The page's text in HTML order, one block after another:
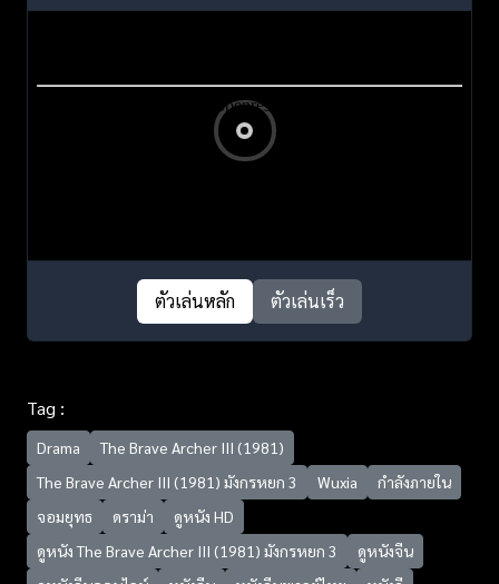
ตัวเล่นหลัก ตัวเล่นเร็ว
Tag :
Drama
The Brave Archer III (1981)
The Brave Archer III (1981) มังกรหยก 3
Wuxia
กำลังภายใน
จอมยุทธ
ดราม่า
ดูหนัง HD
ดูหนัง The Brave Archer III (1981) มังกรหยก 3
ดูหนังจีน